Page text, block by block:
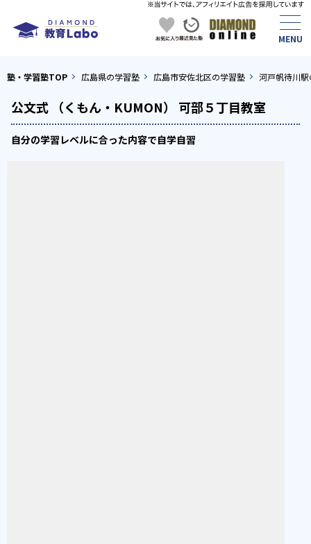
塾・学習塾TOP 広島県の学習塾 広島市安佐北区の学習塾 河戸帆待川
公文式 （くもん・KUMON） 可部５丁目教室
自分の学習レベルに合った内容で自学自習